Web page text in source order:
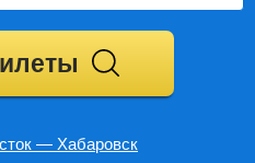
— Хабаровск